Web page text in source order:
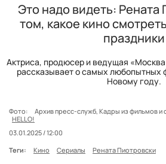
Это надо видеть: Рената
том, какое кино
праздники
Актриса, продюсер и ведущая
рассказывает о самых любопытных
Новому году.
Фото: Архив пресс-служб, Кадры из фильмов и
HELLO!
03.01.2025 / 12:00
Теги:
Кино Сериалы Рената Пиотровски